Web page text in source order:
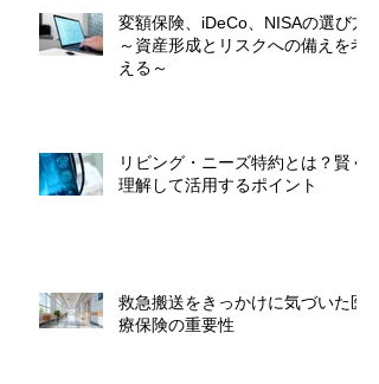
変額保険、iDeCo、NISAの選び方
～資産形成とリスクへの備えを考
える～
リビング・ニーズ特約とは？賢く
理解して活用するポイント
救急搬送をきっかけに気づいた医
療保険の重要性